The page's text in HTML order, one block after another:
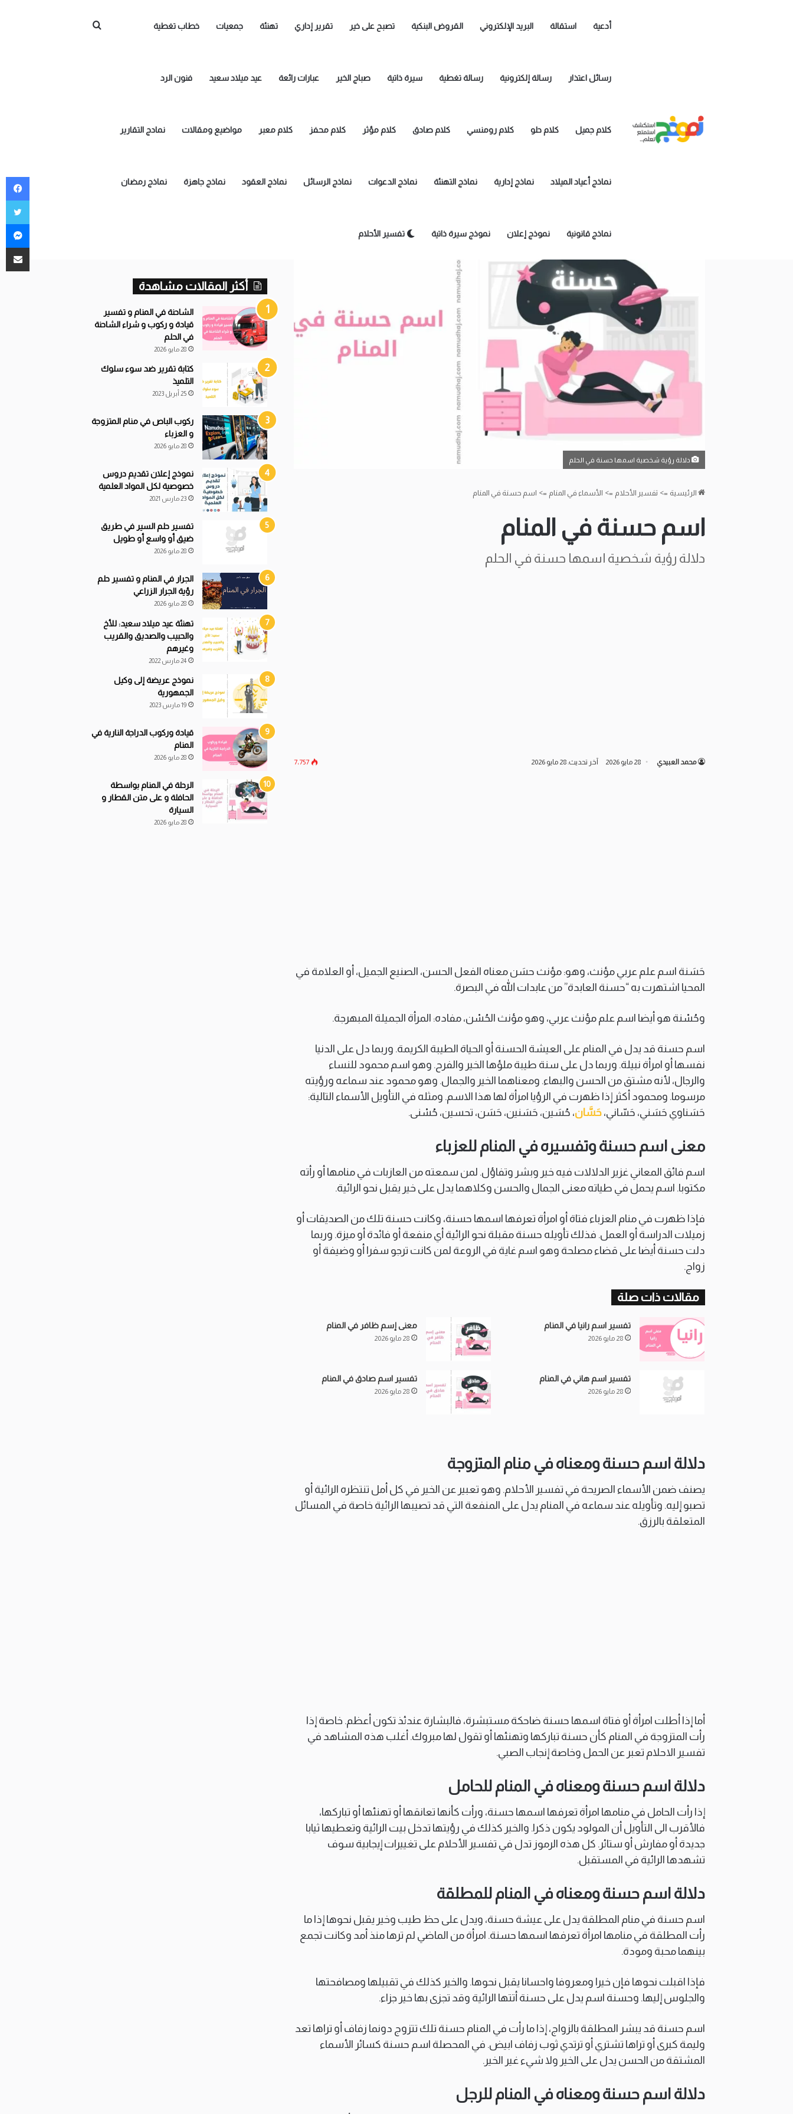
أدعية استقالة البريد الإلكتروني القروض البنكية تصبح على خير تقرير إداري تهنئة جمعيات خطاب تغطية
رسائل اعتذار رسالة إلكترونية رسالة تغطية سيرة ذاتية صباج الخير عبارات رائعة عيد ميلاد سعيد فنون الرد
كلام جميل كلام حلو كلام رومنسي كلام صادق كلام مؤثر كلام محفز كلام معبر مواضيع ومقالات نمادج التقارير
نماذج أعياد الميلاد نماذج إدارية نماذج التهنئة نماذج الدعوات نماذج الرسائل نماذج العقود نماذج جاهزة نماذج رمضان
نماذج قانونية نموذج إعلان نموذج سيرة ذاتية تفسير الأحلام
بحث
دلالة رؤية شخصية اسمها حسنة في الحلم
الرئيسية => تفسير الأحلام => الأسماء في المنام => اسم حسنة في المنام
اسم حسنة في المنام
دلالة رؤية شخصية اسمها حسنة في الحلم
محمد العبيدي 28 مايو 2026 آخر تحديث: 28 مايو 2026 7٬757
حَسَنة اسم علم عربي مؤنث، وهو: مؤنث حسَن معناه الفعل الحسن، الصنيع الجميل، أو العلامة في
المحيا اشتهرت به “حسنة العابدة” من عابدات الله في البصرة.
وحُسْنة هو أيضا اسم علم مؤنث عربي، وهو مؤنث الحُسْن، مفاده: المرأة الجميلة المبهرجة.
اسم حسنة قد يدل في المنام على العيشة الحسنة أو الحياة الطيبة الكريمة. وربما دل على الدنيا
نفسها أو امرأة نبيلة. وربما دل على سنة طيبة ملؤها الخير والفرح. وهو اسم محمود للنساء
والرجال، لأنه مشتق من الحسن والبهاء. ومعناهما الخير والجمال. وهو محمود عند سماعه ورؤيته
مرسوما. ومحمود أكثر إذا ظهرت في الرؤيا امرأة لها هذا الاسم. ومثله في التأويل الأسماء التالية:
حَسَناوي حَسَني، حَسّاني،حَسَّان، حُسَين، حَسَنين، حَسَن، تحسين، حُسْنى.
معنى اسم حسنة وتفسيره في المنام للعزباء
اسم فائق المعاني غزير الدلالات فيه خير وبشر وتفاؤل. لمن سمعته من العازبات في منامها أو رأته
مكتوبا. اسم يحمل في طياته معنى الجمال والحسن وكلاهما يدل على خير يقبل نحو الرائية.
فإذا ظهرت في منام العزباء فتاة أو امرأة تعرفها اسمها حسنة، وكانت حسنة تلك من الصديقات أو
زميلات الدراسة أو العمل. فذلك تأويله حسنة مقبلة نحو الرائية أي منفعة أو فائدة أو ميزة. وربما
دلت حسنة أيضا على قضاء مصلحة وهو اسم غاية في الروعة لمن كانت ترجو سفرا أو وضيفة أو
زواج.
مقالات ذات صلة
تفسير اسم رانيا في المنام
28 مايو 2026
معنى إسم ظافر في المنام
28 مايو 2026
تفسير اسم هاني في المنام
28 مايو 2026
تفسير اسم صادق في المنام
28 مايو 2026
دلالة اسم حسنة ومعناه في منام المتزوجة
يصنف ضمن الأسماء الصريحة في تفسير الأحلام. وهو تعبير عن الخير في كل أمل تنتظره الرائية أو
تصبو إليه. وتأويله عند سماعه في المنام يدل على المنفعة التي قد تصيبها الرائية خاصة في المسائل
المتعلقة بالرزق.
أما إذا أطلت امرأة أو فتاة اسمها حسنة ضاحكة مستبشرة، فالبشارة عندئذ تكون أعظم. خاصة إذا
رأت المتزوجة في المنام كأن حسنة تباركها وتهنئها أو تقول لها مبروك. أغلب هذه المشاهد في
تفسير الاحلام تعبر عن الحمل وخاصة إنجاب الصبي.
دلالة اسم حسنة ومعناه في المنام للحامل
إذا رأت الحامل في منامها امرأة تعرفها اسمها حسنة، ورأت كأنها تعانقها أو تهنئها أو تباركها،
فالأقرب الى التأويل أن المولود يكون ذكرا. والخير كذلك في رؤيتها تدخل بيت الرائية وتعطيها ثيابا
جديدة أو مفارش أو ستائر. كل هذه الرموز تدل في تفسير الأحلام على تغييرات إيجابية سوف
تشهدها الرائية في المستقبل.
دلالة اسم حسنة ومعناه في المنام للمطلقة
اسم حسنة في منام المطلقة يدل على عيشة حسنة، ويدل على حظ طيب وخير يقبل نحوها إذا ما
رأت المطلقة في منامها امرأة تعرفها اسمها حسنة. امرأة من الماضي لم ترها منذ أمد وكانت تجمع
بينهما محبة ومودة.
فإذا اقبلت نحوها فإن خيرا ومعروفا واحسانا يقبل نحوها. والخير كذلك في تقبيلها ومصافحتها
والجلوس إليها. وحسنة اسم يدل على حسنة أتتها الرائية وقد تجزى بها خير جزاء.
اسم حسنة قد يبشر المطلقة بالزواج، إذا ما رأت في المنام حسنة تلك تتزوج دونما زفاف أو تراها تعد
وليمة كبرى أو تراها تشتري أو ترتدي ثوب زفاف ابيض. في المحصلة اسم حسنة كسائر الأسماء
المشتقة من الحسن يدل على الخير ولا شيء غير الخير.
دلالة اسم حسنة ومعناه في المنام للرجل
أكثر المقالات مشاهدة
الشاحنة في المنام و تفسير
قيادة و ركوب و شراء الشاحنة
في الحلم
28 مايو 2026
كتابة تقرير ضد سوء سلوك
التلميذ
25 أبريل 2023
ركوب الباص في منام المتزوجة
و العزباء
28 مايو 2026
نموذج إعلان تقديم دروس
خصوصية لكل المواد العلمية
23 مارس 2021
تفسير حلم السير في طريق
ضيق أو واسع أو طويل
28 مايو 2026
الجرار في المنام و تفسير حلم
رؤية الجرار الزراعي
28 مايو 2026
تهنئة عيد ميلاد سعيد: للأخ
والحبيب والصديق والقريب
وغيرهم
24 مارس 2022
نموذج عريضة إلى وكيل
الجمهورية
19 مارس 2023
قيادةوركوب الدراجة النارية في
المنام
28 مايو 2026
الرحلة في المنام بواسطة
الحافلة و على متن القطار و
السيارة
28 مايو 2026